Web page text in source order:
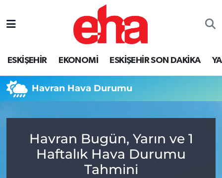
ESKİŞEHİR EKONOMİ ESKİŞEHİR SON DAKİKA
Havran Hava Durumu
Havran Bugün, Yarın ve 1
Haftalık Hava Durumu
Tahmini